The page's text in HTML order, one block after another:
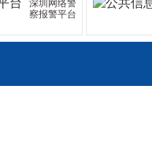
深圳网络警
察报警平台